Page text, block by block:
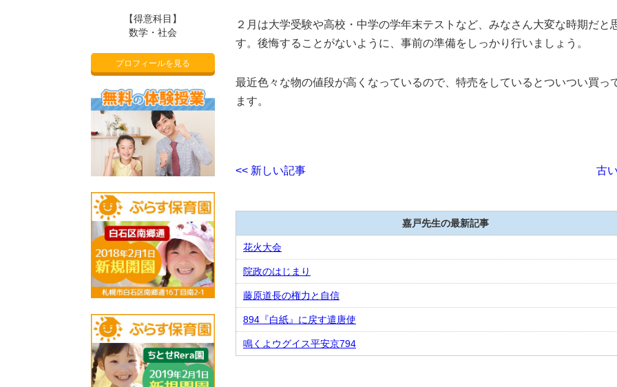
２月は大学受験や高校・中学の学年末テストなど、みなさん大変な時期だと
す。後悔することがないように、事前の準備をしっかり行いましょう。
最近色々な物の値段が高くなっているので、特売をしているとついつい買っ
ます。
古
<< 新しい記事
嘉戸先生の最新記事
花火大会
院政のはじまり
藤原道長の権力と自信
894『白紙』に戻す遣唐使
鳴くよウグイス平安京794
【得意科目】
数学・社会
プロフィールを見る